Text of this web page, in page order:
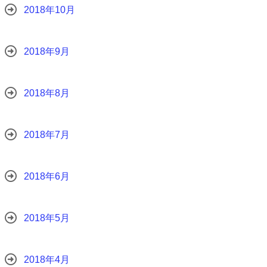
2018年10月
2018年9月
2018年8月
2018年7月
2018年6月
2018年5月
2018年4月